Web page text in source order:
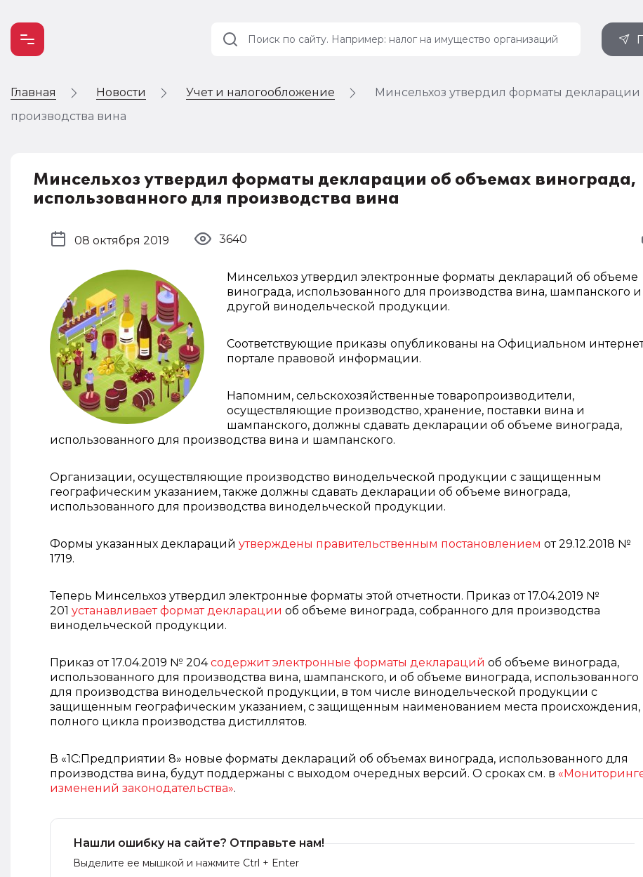
Главная Новости Учет и налогообложение
Минсельхоз утвердил форматы декларации
производства вина
Минсельхоз утвердил форматы декларации об объемах винограда,
использованного для производства вина
08 октября 2019 3640
Минсельхоз утвердил электронные форматы деклараций об объеме
винограда, использованного для производства вина, шампанского и
другой винодельческой продукции.
Соответствующие приказы опубликованы на Официальном
портале правовой информации.
Напомним, сельскохозяйственные товаропроизводители,
осуществляющие производство, хранение, поставки вина и
шампанского, должны сдавать декларации об объеме винограда,
использованного для производства вина и шампанского.
Организации, осуществляющие производство винодельческой продукции с защищенным
географическим указанием, также должны сдавать декларации об объеме винограда,
использованного для производства винодельческой продукции.
Формы указанных деклараций утверждены правительственным постановлением от 29.12.2018 №
1719.
Теперь Минсельхоз утвердил электронные форматы этой отчетности. Приказ от 17.04.2019 №
201 устанавливает формат декларации об объеме винограда, собранного для производства
винодельческой продукции.
Приказ от 17.04.2019 № 204содержит электронные форматы деклараций об объеме винограда,
использованного для производства вина, шампанского, и об объеме винограда, использованного
для производства винодельческой продукции, в том числе винодельческой продукции с
защищенным географическим указанием, с защищенным наименованием места происхождения,
полного цикла производства дистиллятов.
В «1С:Предприятии 8» новые форматы деклараций об объемах винограда, использованного для
производства вина, будут поддержаны с выходом очередных версий. О сроках см. в
изменений законодательства».
Нашли ошибку на сайте? Отправьте нам!
Выделите ее мышкой и нажмите Ctrl + Enter
Учет и
налогообложение